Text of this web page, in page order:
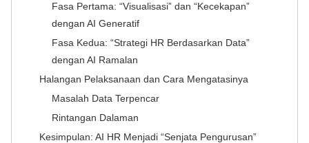
Fasa Pertama: “Visualisasi” dan “Kecekapan”
dengan AI Generatif
Fasa Kedua: “Strategi HR Berdasarkan Data”
dengan AI Ramalan
Halangan Pelaksanaan dan Cara Mengatasinya
Masalah Data Terpencar
Rintangan Dalaman
Kesimpulan: AI HR Menjadi “Senjata Pengurusan”